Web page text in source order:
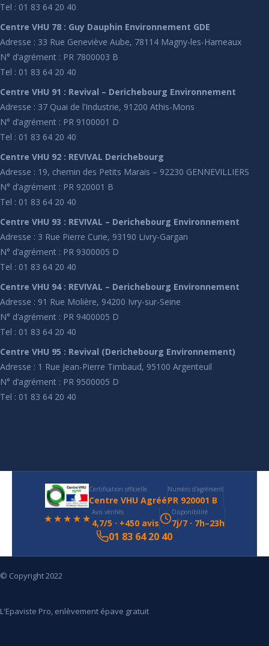
Tel : 01 83 64 20 40
Centre VHU 78 : Guy Dauphin Environnement GDE
Adresse : 33 Rue Geneviève Aube, 78114 Magny-les-Hameaux
N° d’agrément : PR 7800003 B
Tel : 01 83 64 20 40
Centre VHU 91 : Revival – Derichebourg Environnement
Adresse : 37 Quai de l’Industrie, 91200 Athis-Mons
N° d’agrément : PR 9100001 D
Tel : 01 83 64 20 40
Centre VHU 92 : REVIVAL Derichebourg
Adresse : 19, chemin des Petits Marais – 92230 GENNEVILLIERS
N° d’agrément : PR 920001 B
Tel : 01 83 64 20 40
Centre VHU 93 : REVIVAL – Derichebourg Environnement
Adresse : 3 Rue Pierre Curie, 93190 Livry-Gargan
N° d’agrément : PR 9300005 D
Tel : 01 83 64 20 40
Centre VHU 94 : REVIVAL – Derichebourg Environnement
Adresse : 91 Rue Molière, 94200 Ivry-sur-Seine
N° d’agrément : PR 9400005 D
Tel : 01 83 64 20 40
Centre VHU 95 : Revival (Derichebourg Environnement)
Adresse : 1 Rue Jean-Pierre Timbaud, 95100 Argenteuil
N° d’agrément : PR 9500005 D
Tel : 01 83 64 20 40
Certification officielle
Centre VHU Agréé
Numéro d'agrément
PR 920001 B
★★★★★ Avis vérifiés
4,7/5 · +450 avis
Disponibilité
7j/7 · 7h–23h
01 83 64 20 40
© Copyright 2022
L'Epaviste Pro, enlèvement épave gratuit